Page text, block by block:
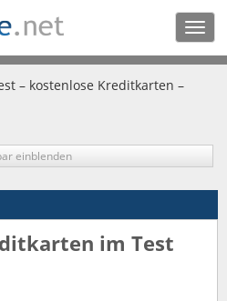
– kostenlose Kreditkarten –
einblenden
im Test